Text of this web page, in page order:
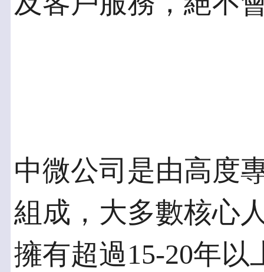
中微公司是由高度
組成，大多數核心
擁有超過15-20年